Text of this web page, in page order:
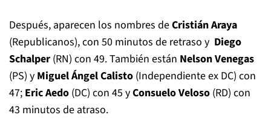
Después, aparecen los nombres deCristián Araya
(Republicanos), con 50 minutos de retraso y Diego
Schalper (RN) con 49. También están Nelson Venegas
(PS) y Miguel Ángel Calisto (Independiente ex DC) con
47; Eric Aedo (DC) con 45 yConsuelo Veloso (RD) con
43 minutos de atraso.